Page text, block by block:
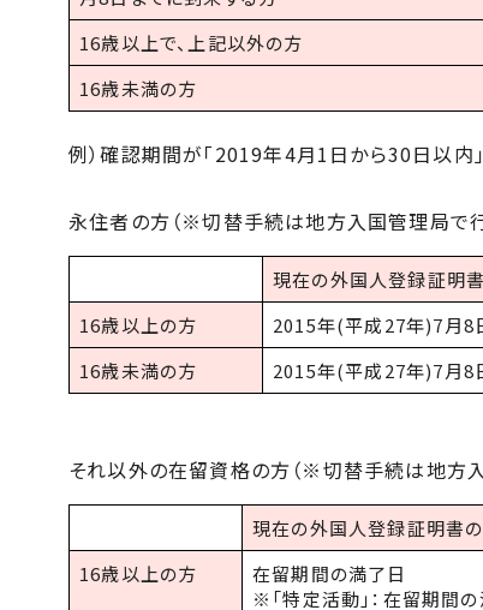
16歳以上で、上記以外の方
16歳未満の方
例）確認期間が「2019年4月1日から30日以内
永住者の方（※切替手続は地方入国管理局で行
現在の外国人登録証明
16歳以上の方
2015年(平成27年)7月8
16歳未満の方
2015年(平成27年)7月8
それ以外の在留資格の方（※切替手続は地方入
現在の外国人登録証明書
16歳以上の方
在留期間の満了日
※「特定活動」：在留期間